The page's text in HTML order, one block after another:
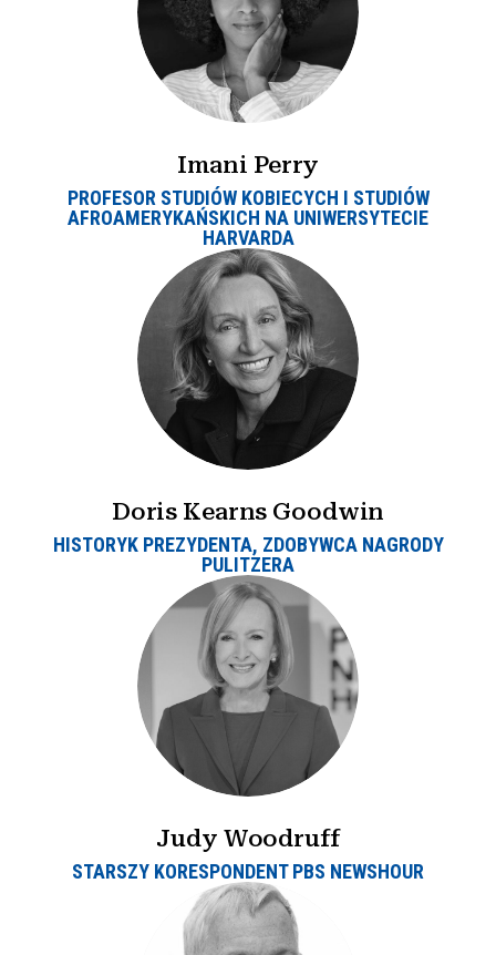
Imani Perry
PROFESOR STUDIÓW KOBIECYCH I STUDIÓW
AFROAMERYKAŃSKICH NA UNIWERSYTECIE
HARVARDA
Doris Kearns Goodwin
HISTORYK PREZYDENTA, ZDOBYWCA NAGRODY
PULITZERA
Judy Woodruff
STARSZY KORESPONDENT PBS NEWSHOUR